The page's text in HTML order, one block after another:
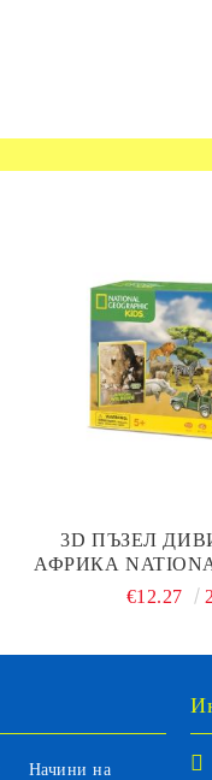
3D ПЪЗЕЛ
АФРИКА
KIDS€12.27
Начини на